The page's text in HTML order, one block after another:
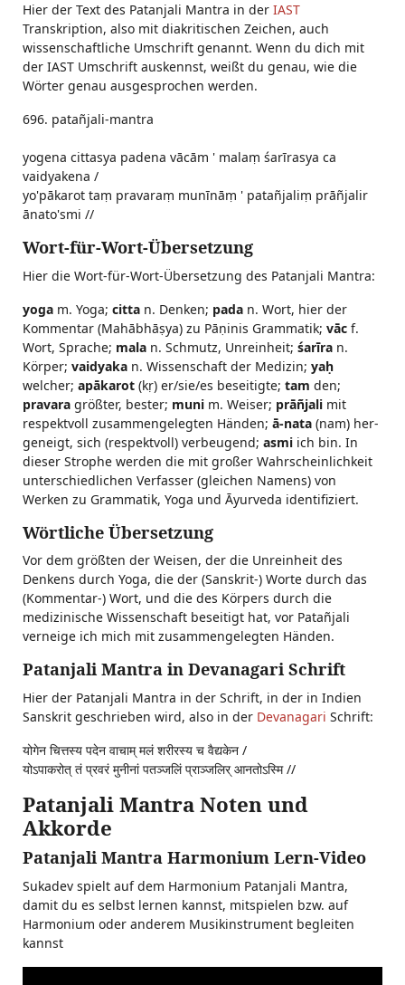
Hier der Text des Patanjali Mantra in der IAST
Transkription, also mit diakritischen Zeichen, auch
wissenschaftliche Umschrift genannt. Wenn du dich mit
der IAST Umschrift auskennst, weißt du genau, wie die
Wörter genau ausgesprochen werden.
696. patañjali-mantra
yogena cittasya padena vācām ' malaṃ śarīrasya ca
vaidyakena /
yo'pākarot taṃ pravaraṃ munīnāṃ ' patañjaliṃ prāñjalir
ānato'smi //
Wort-für-Wort-Übersetzung
Hier die Wort-für-Wort-Übersetzung des Patanjali Mantra:
yoga m. Yoga; citta n. Denken; pada n. Wort, hier der
Kommentar (Mahābhāṣya) zu Pāṇinis Grammatik; vāc f.
Wort, Sprache; mala n. Schmutz, Unreinheit; śarīra n.
Körper; vaidyaka n. Wissenschaft der Medizin; yaḥ
welcher; apākarot (kṛ) er/sie/es beseitigte; tam den;
pravara größter, bester; muni m. Weiser; prāñjali mit
respektvoll zusammengelegten Händen; ā-nata (nam) her-
geneigt, sich (respektvoll) verbeugend; asmi ich bin. In
dieser Strophe werden die mit großer Wahrscheinlichkeit
unterschiedlichen Verfasser (gleichen Namens) von
Werken zu Grammatik, Yoga und Āyurveda identifiziert.
Wörtliche Übersetzung
Vor dem größten der Weisen, der die Unreinheit des
Denkens durch Yoga, die der (Sanskrit-) Worte durch das
(Kommentar-) Wort, und die des Körpers durch die
medizinische Wissenschaft beseitigt hat, vor Patañjali
verneige ich mich mit zusammengelegten Händen.
Patanjali Mantra in Devanagari Schrift
Hier der Patanjali Mantra in der Schrift, in der in Indien
Sanskrit geschrieben wird, also in der Devanagari Schrift:
योगेन चित्तस्य पदेन वाचाम् मलं शरीरस्य च वैद्यकेन /
योऽपाकरोत् तं प्रवरं मुनीनां पतञ्जलिं प्राञ्जलिर् आनतोऽस्मि //
Patanjali Mantra Noten und
Akkorde
Patanjali Mantra Harmonium Lern-Video
Sukadev spielt auf dem Harmonium Patanjali Mantra,
damit du es selbst lernen kannst, mitspielen bzw. auf
Harmonium oder anderem Musikinstrument begleiten
kannst